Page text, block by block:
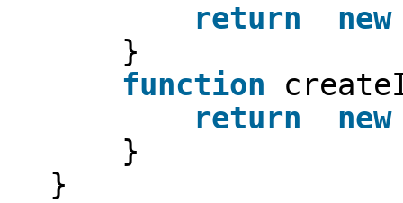
return
new
}
function
return
new
}
}